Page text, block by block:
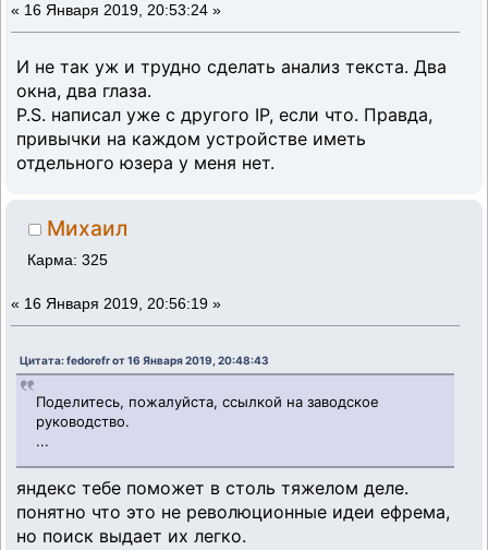
« 16 Января 2019, 20:53:24 »
И не так уж и трудно сделать анализ текста. Два
окна, два глаза.
P.S. написал уже с другого IP, если что. Правда,
привычки на каждом устройстве иметь
отдельного юзера у меня нет.
Михаил
Карма: 325
« 16 Января 2019, 20:56:19 »
Цитата: fedorefr от 16 Января 2019, 20:48:43
Поделитесь, пожалуйста, ссылкой на заводское
руководство.
...
яндекс тебе поможет в столь тяжелом деле.
понятно что это не революционные идеи ефрема,
но поиск выдает их легко.